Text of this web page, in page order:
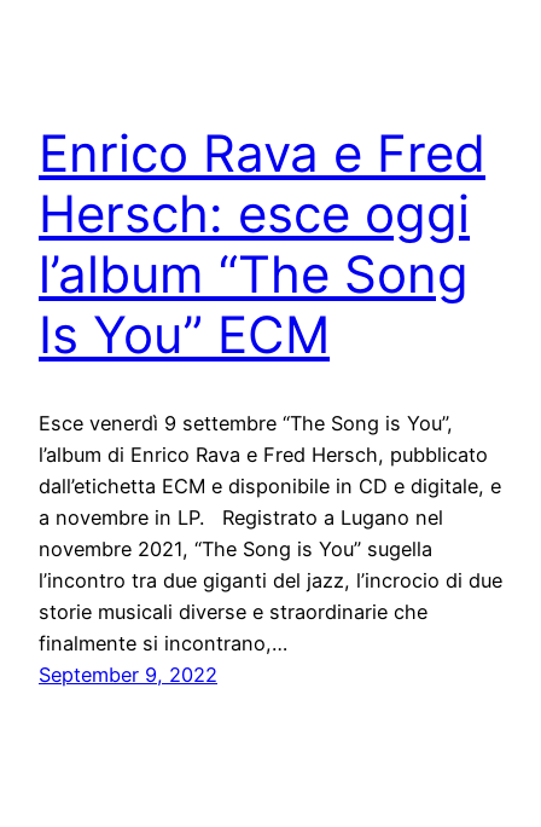
Enrico Rava e Fred
Hersch: esce oggi
l’album “The Song
Is You” ECM
Esce venerdì 9 settembre “The Song is You”,
l’album di Enrico Rava e Fred Hersch, pubblicato
dall’etichetta ECM e disponibile in CD e digitale, e
a novembre in LP. Registrato a Lugano nel
novembre 2021, “The Song is You” sugella
l’incontro tra due giganti del jazz, l’incrocio di due
storie musicali diverse e straordinarie che
finalmente si incontrano,…
September 9, 2022